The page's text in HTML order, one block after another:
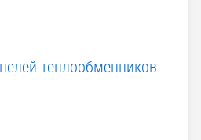
теплообменников